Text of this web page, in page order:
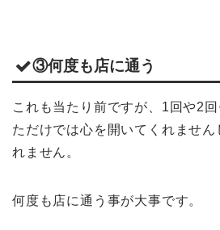
③何度も店に通う
これも当たり前ですが、1回や2
ただけでは心を開いてくれません
れません。
何度も店に通う事が大事です。